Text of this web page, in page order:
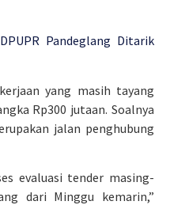
Pandeglang Ditarik
yang masih tayang
Rp300 jutaan. Soalnya
jalan penghubung
evaluasi tender masing-
dari Minggu kemarin,”